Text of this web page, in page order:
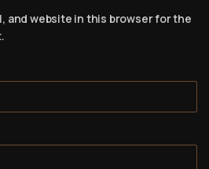
and website in this browser for the